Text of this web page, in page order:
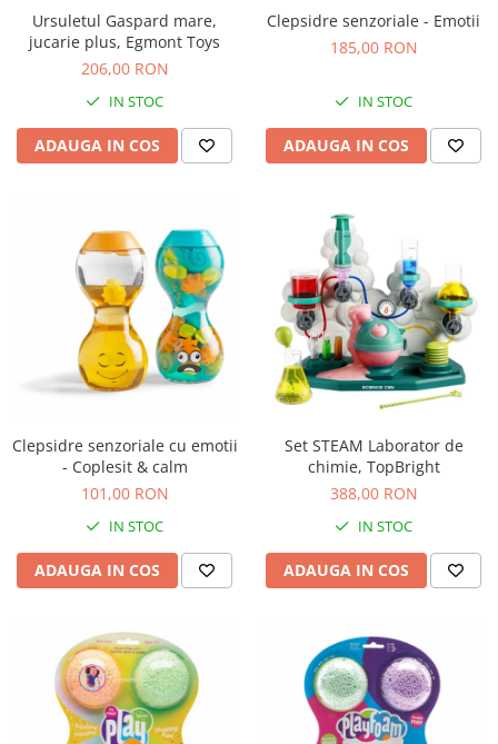
Ursuletul Gaspard mare,
jucarie plus, Egmont Toys
206,00 RON
IN STOC
ADAUGA IN COS
Clepsidre senzoriale - Emotii
185,00 RON
IN STOC
ADAUGA IN COS
Clepsidre senzoriale cu emotii
- Coplesit & calm
101,00 RON
IN STOC
ADAUGA IN COS
Set STEAM Laborator de
chimie, TopBright
388,00 RON
IN STOC
ADAUGA IN COS